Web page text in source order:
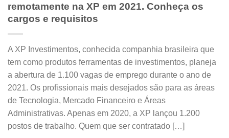
remotamente na XP em 2021. Conheça os
cargos e requisitos
A XP Investimentos, conhecida companhia brasileira que
tem como produtos ferramentas de investimentos, planeja
a abertura de 1.100 vagas de emprego durante o ano de
2021. Os profissionais mais desejados são para as áreas
de Tecnologia, Mercado Financeiro e Áreas
Administrativas. Apenas em 2020, a XP lançou 1.200
postos de trabalho. Quem que ser contratado […]